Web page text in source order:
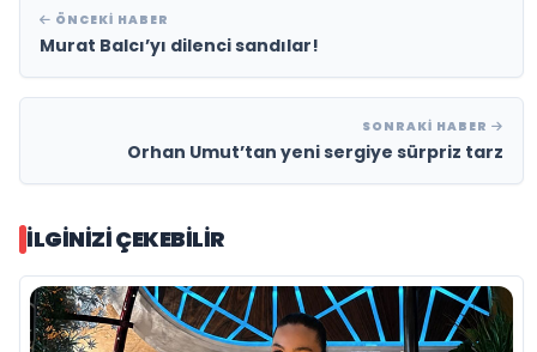
ÖNCEKI HABER
Murat Balcı’yı dilenci sandılar!
SONRAKI HABER
Orhan Umut’tan yeni sergiye sürpriz tarz
İLGINIZI ÇEKEBILIR